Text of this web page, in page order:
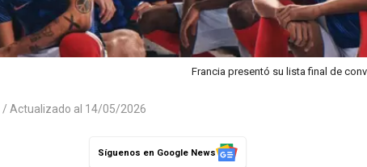
Francia presentó su lista final de
/ Actualizado al 14/05/2026
Síguenos en Google News